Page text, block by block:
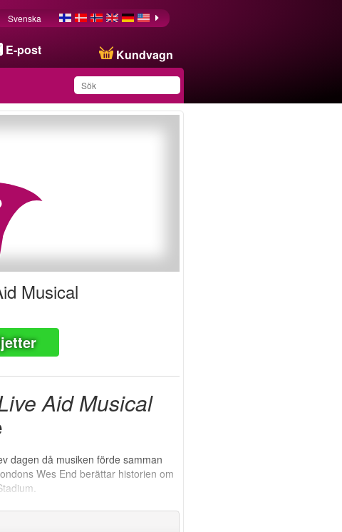
E-post Kundvagn
Svenska
Musical
Aid Musical
dagen då musiken förde samman
Wes End berättar historien om